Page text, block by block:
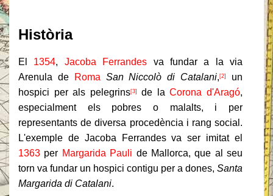
Història
El 1354, Jacoba Ferrandes va fundar a la via
Arenula de
Roma San Niccolò di Catalani,[2]
un
hospici per als pelegrins[3] de laCorona d'Aragó,
especialment els pobres o malalts, i per
representants de diversa procedència i rang social.
L'exemple de Jacoba Ferrandes va ser imitat el
1363 per Margarida Pauli de Mallorca, que al seu
torn va fundar un hospici contigu per a dones, Santa
Margarida di Catalani.